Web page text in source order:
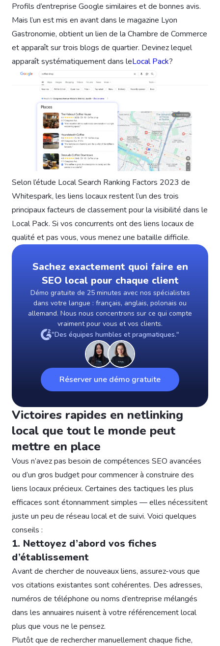
Profils d’entreprise Google similaires et de bonnes avis.
Mais l’un est mis en avant dans le magazine Lyon
Gastronomie, obtient un lien de la Chambre de Commerce
et apparaît sur trois blogs de quartier. Devinez lequel
apparaît systématiquement dans leLocal Pack?
Selon l’étude Local Search Ranking Factors 2023 de
Whitespark, les liens locaux restent l’un des trois
principaux facteurs de classement pour la visibilité dans le
Local Pack. Si vos concurrents ont des liens locaux de
qualité et pas vous, vous menez une bataille difficile.
Sachez exactement quoi faire en
SEO local pour chaque client
Démo gratuite de 25 minutes avec nos spécialistes
dans votre langue : français, anglais, polonais ou
allemand. Nous nous concentrons sur ce qui compte
vraiment pour vous et vos clients.
"Des équipes humbles et pragmatiques."
Réserver une démo gratuite
Victoires rapides en netlinking
local que tout le monde peut
mettre en place
Vous n’avez pas besoin de compétences SEO avancées
ou d’un gros budget pour commencer à construire des
liens locaux précieux. Certaines des tactiques les plus
efficaces sont étonnamment simples — elles nécessitent
juste un peu de réseau local et de suivi. Voici quelques
conseils :
1. Nettoyez d’abord vos fiches
d’établissement
Avant de chercher de nouveaux liens, assurez-vous que
vos citations existantes sont cohérentes. Des adresses,
numéros de téléphone ou noms d’entreprise mélangés
dans les annuaires nuisent à votre référencement local
plus que vous ne le pensez.
Plutôt que de rechercher manuellement chaque fiche,